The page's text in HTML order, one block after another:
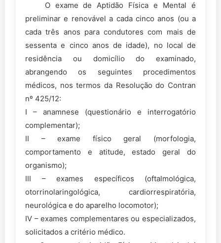
O exame de Aptidão Física e Mental é
preliminar e renovável a cada cinco anos (ou a
cada três anos para condutores com mais de
sessenta e cinco anos de idade), no local de
residência ou domicílio do examinado,
abrangendo os seguintes procedimentos
médicos, nos termos da Resolução do Contran
nº 425/12:
I – anamnese (questionário e interrogatório
complementar);
II – exame físico geral (morfologia,
comportamento e atitude, estado geral do
organismo);
III – exames específicos (oftalmológica,
otorrinolaringológica, cardiorrespiratória,
neurológica e do aparelho locomotor);
IV – exames complementares ou especializados,
solicitados a critério médico.